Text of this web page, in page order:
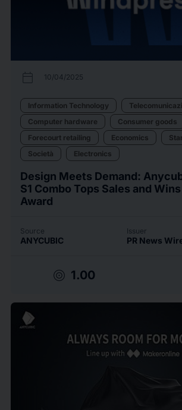
calendar_today 10/04/2025
Information Technology
Computer hardware
Consumer goods
Forecourt retailing
Economics
Società
Electronics
Design Meets Demand:
S1 Combo Tops Sales and
Award
Source
ANYCUBIC
Issuer
PR News
target 1.00